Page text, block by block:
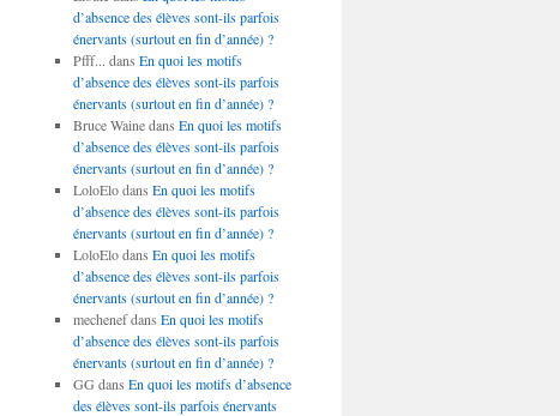
d’absence des élèves sont-ils parfois
énervants (surtout en fin d’année) ?
Pfff... dans En quoi les motifs
d’absence des élèves sont-ils parfois
énervants (surtout en fin d’année) ?
Bruce Wainedans En quoi les motifs
d’absence des élèves sont-ils parfois
énervants (surtout en fin d’année) ?
LoloElodans En quoi les motifs
d’absence des élèves sont-ils parfois
énervants (surtout en fin d’année) ?
LoloElodans En quoi les motifs
d’absence des élèves sont-ils parfois
énervants (surtout en fin d’année) ?
mechenefdans En quoi les motifs
d’absence des élèves sont-ils parfois
énervants (surtout en fin d’année) ?
GG dans En quoi les motifs d’absence
des élèves sont-ils parfois énervants